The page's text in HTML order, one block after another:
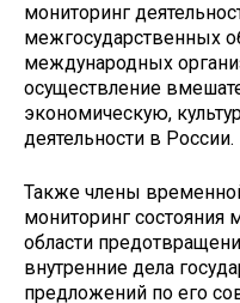
мониторинг
межгосударственных
международных
осуществление
экономическую,
деятельности в России.
Также члены
мониторинг состояния
области
внутренние дела
предложений по его